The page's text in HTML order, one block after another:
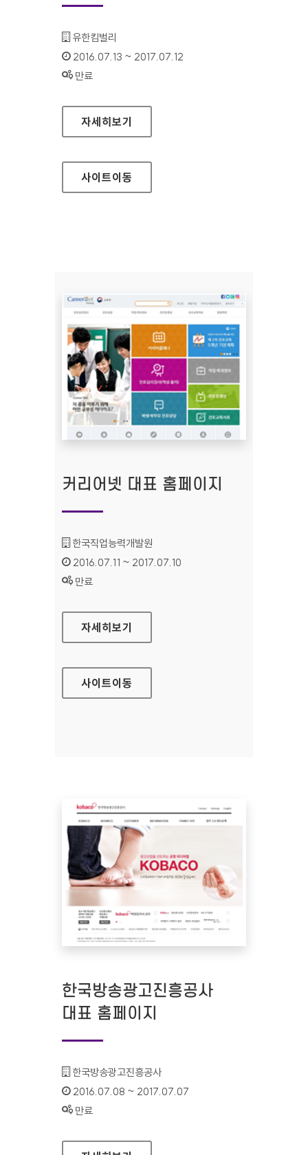
기관명 :
유한킴벌리
인증기간 :
2016.07.13 ~ 2017.07.12
상태 :
만료
유한킴벌리 통합브랜드 대표 홈페이지
자세히보기
사이트이동
커리어넷 대표 홈페이지
기관명 :
한국직업능력개발원
인증기간 :
2016.07.11 ~ 2017.07.10
상태 :
만료
커리어넷 대표 홈페이지
자세히보기
사이트이동
한국방송광고진흥공사
대표 홈페이지
기관명 :
한국방송광고진흥공사
인증기간 :
2016.07.08 ~ 2017.07.07
상태 :
만료